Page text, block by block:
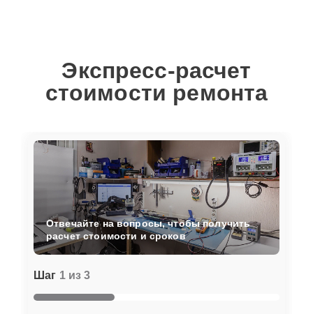
Экспресс-расчет
стоимости ремонта
Шаг 1 из 3
Отвечайте на вопросы, чтобы получить
расчет стоимости и сроков